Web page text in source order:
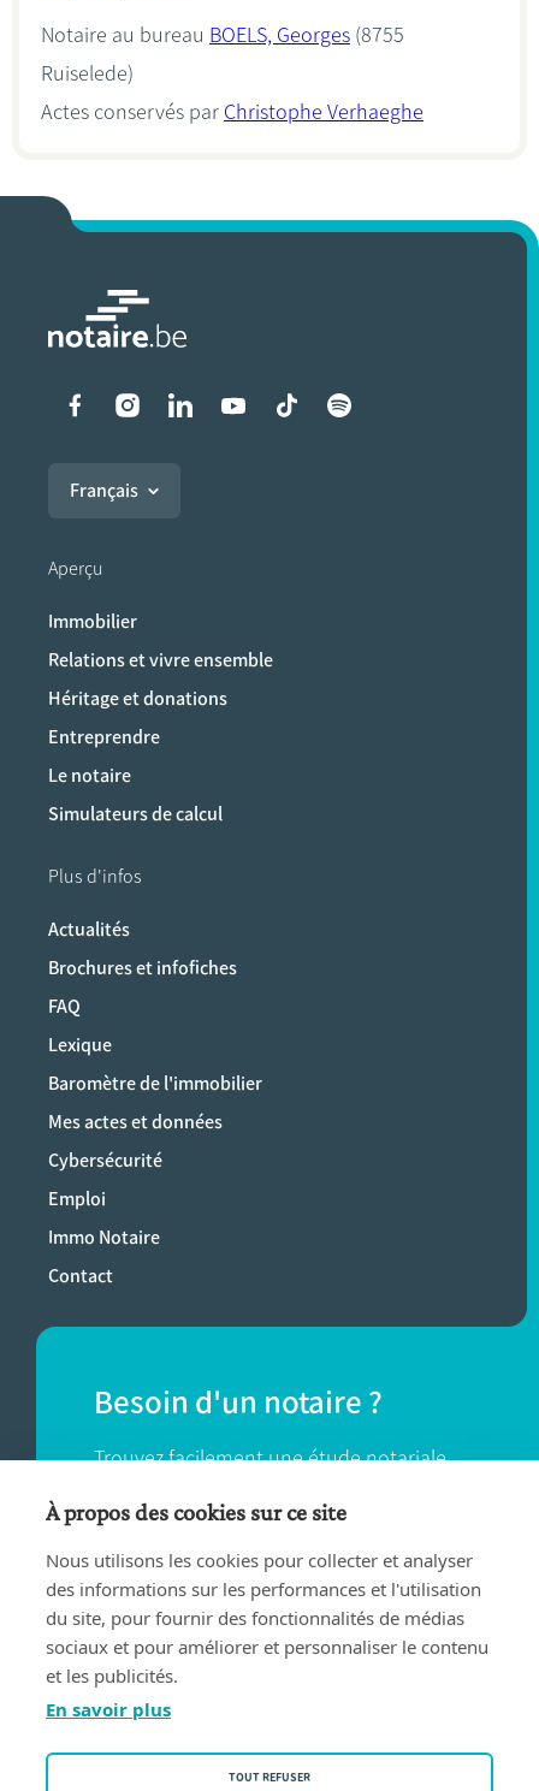
Notaire au bureau BOELS, Georges (8755
Ruiselede)
Actes conservés par Christophe Verhaeghe
Liens vers les réseaux
Français
Aperçu
Immobilier
Relations et vivre ensemble
Héritage et donations
Entreprendre
Le notaire
Simulateurs de calcul
Plus d'infos
Actualités
Brochures et infofiches
FAQ
Lexique
Baromètre de l'immobilier
Mes actes et données
Cybersécurité
Emploi
Immo Notaire
Contact
Besoin d'un notaire ?
Trouvez facilement une étude notariale
près de chez vous.
TROUVER UN NOTAIRE
Conditions d'utilisation
À propos des cookies sur ce site
Nous utilisons les cookies pour collecter et analyser
des informations sur les performances et l'utilisation
du site, pour fournir des fonctionnalités de médias
sociaux et pour améliorer et personnaliser le contenu
et les publicités.
En savoir plus
TOUT REFUSER